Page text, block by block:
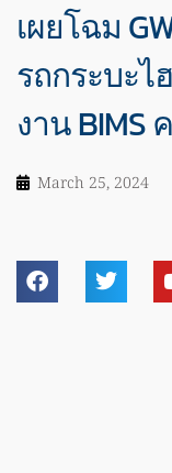
เผยโฉม
รถกระบะ
งาน BIMS
March 25, 2024